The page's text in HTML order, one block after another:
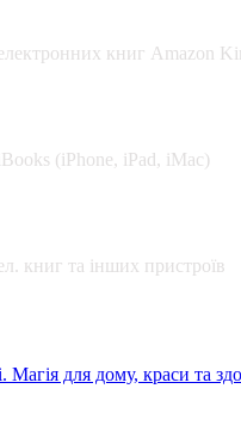
книг Amazon
(iPhone, iPad, iMac)
книг та інших пристроїв
Магія для дому, краси та